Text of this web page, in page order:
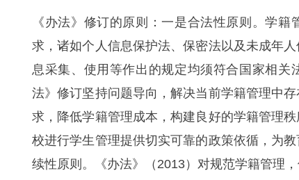
《办法》修订的原则：一是合法性原则。学
求，诸如个人信息保护法、保密法以及未成年
息采集、使用等作出的规定均须符合国家相关
法》修订坚持问题导向，解决当前学籍管理中
求，降低学籍管理成本，构建良好的学籍管理
校进行学生管理提供切实可靠的政策依循，为
续性原则。《办法》（2013）对规范学籍管理